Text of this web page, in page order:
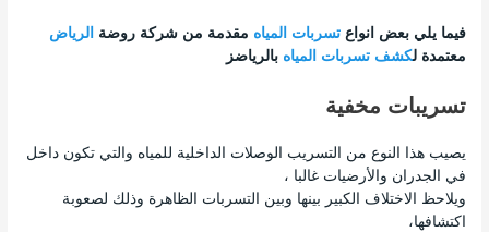
فيما يلي بعض انواعتسربات المياه مقدمة من شركة روضة الرياض
معتمدة لكشف تسربات المياه بالرياضز
تسريبات مخفية
يصيب هذا النوع من التسريب الوصلات الداخلية للمياه والتي تكون داخل
في الجدران والأرضيات غالبا ،
ويلاحظ الاختلاف الكبير بينها وبين التسربات الظاهرة وذلك لصعوبة
اكتشافها،